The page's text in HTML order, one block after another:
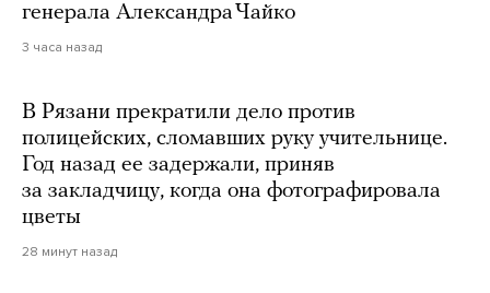
генерала Александра Чайко
3 часа назад
В Рязани прекратили дело против
полицейских, сломавших руку учительнице.
Год назад ее задержали, приняв
за закладчицу, когда она фотографировала
цветы
28 минут назад